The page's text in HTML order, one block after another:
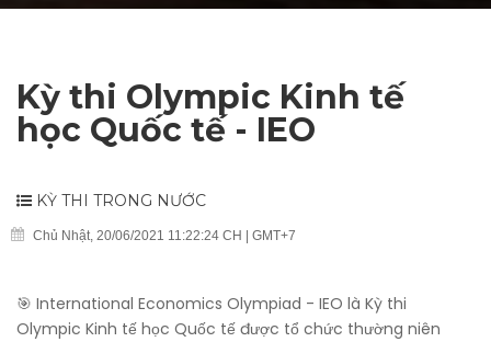
Kỳ thi Olympic Kinh tế
học Quốc tế - IEO
KỲ THI TRONG NƯỚC
Chủ Nhật, 20/06/2021 11:22:24 CH | GMT+7
🎯 International Economics Olympiad - IEO là Kỳ thi
Olympic Kinh tế học Quốc tế được tổ chức thường niên